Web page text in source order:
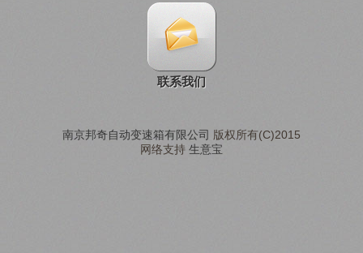
联系我们
南京邦奇自动变速箱有限公司 版权所有(C)2015
网络支持 生意宝